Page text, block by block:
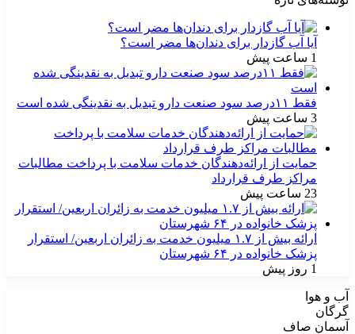
آیا آب گازدار برای دندان‌ها مضر است؟
1 ساعت پیش
فقط ۱۱‌درصد سود صنعت دارو تبدیل به نقدینگی شده است
3 ساعت پیش
حمایت از ارائه‌دهندگان خدمات سلامت با پرداخت مطالبات
مراکز طرف قرارداد
23 ساعت پیش
ارائه بیش از ۱.۷ میلیون خدمت به زائران اربعین/ استقرار
پزشک خانواده در ۶۴ شهرستان
1 روز پیش
آب و هوا
گرگان
آسمان صاف